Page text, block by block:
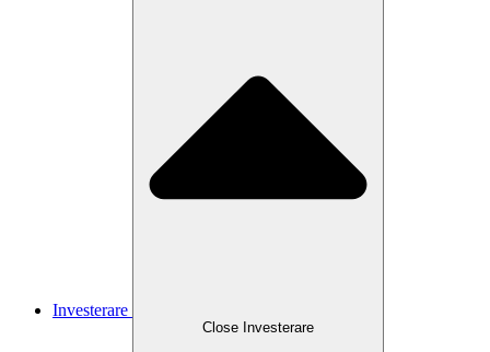
Investerare
Close Investerare